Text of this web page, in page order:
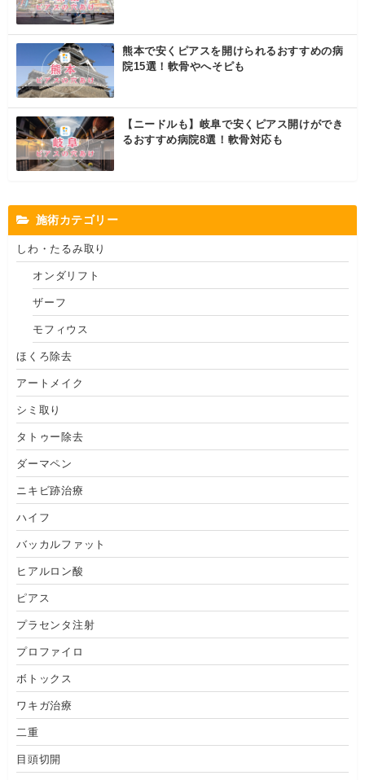
熊本で安くピアスを開けられるおすすめの病
院15選！軟骨やへそピも
【ニードルも】岐阜で安くピアス開けができ
るおすすめ病院8選！軟骨対応も
施術カテゴリー
しわ・たるみ取り
オンダリフト
ザーフ
モフィウス
ほくろ除去
アートメイク
シミ取り
タトゥー除去
ダーマペン
ニキビ跡治療
ハイフ
バッカルファット
ヒアルロン酸
ピアス
プラセンタ注射
プロファイロ
ボトックス
ワキガ治療
二重
目頭切開